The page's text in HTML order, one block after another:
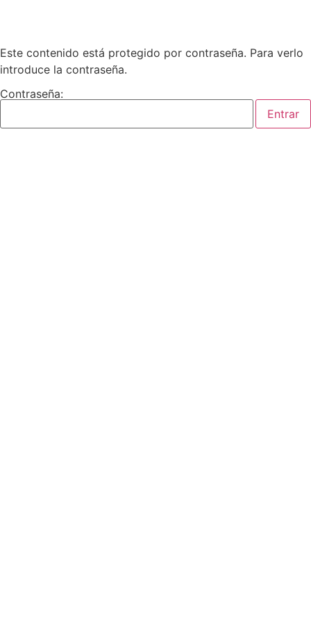
Este contenido está protegido por contraseña. Para verlo
introduce la contraseña.
Contraseña: